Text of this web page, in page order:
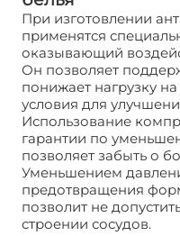
При изготовлении
применятся
оказывающий
Он позволяет
понижает нагрузку
условия для
Использование
гарантии по
позволяет забыть о
Уменьшением
предотвращения
позволит не
строении сосудов.